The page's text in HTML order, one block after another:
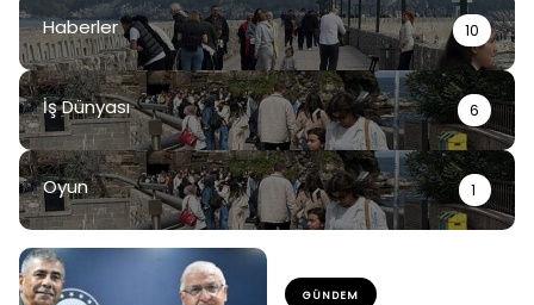
Haberler 10
İş Dünyası 6
Oyun 1
GÜNDEM